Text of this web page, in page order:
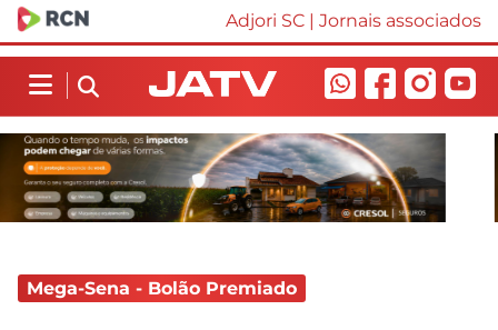
Adjori SC | Jornais associados
Mega-Sena - Bolão Premiado